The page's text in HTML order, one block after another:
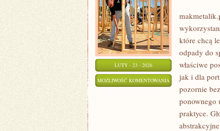
LUTY - 23 - 2026
MOŻLIWOŚĆ KOMENTOWANIA SKUPY
PUNKTY
ZBIÓRKI
które chcą
odpady do
właściwe
jak i dla
pozornie
ponownego
praktyce.